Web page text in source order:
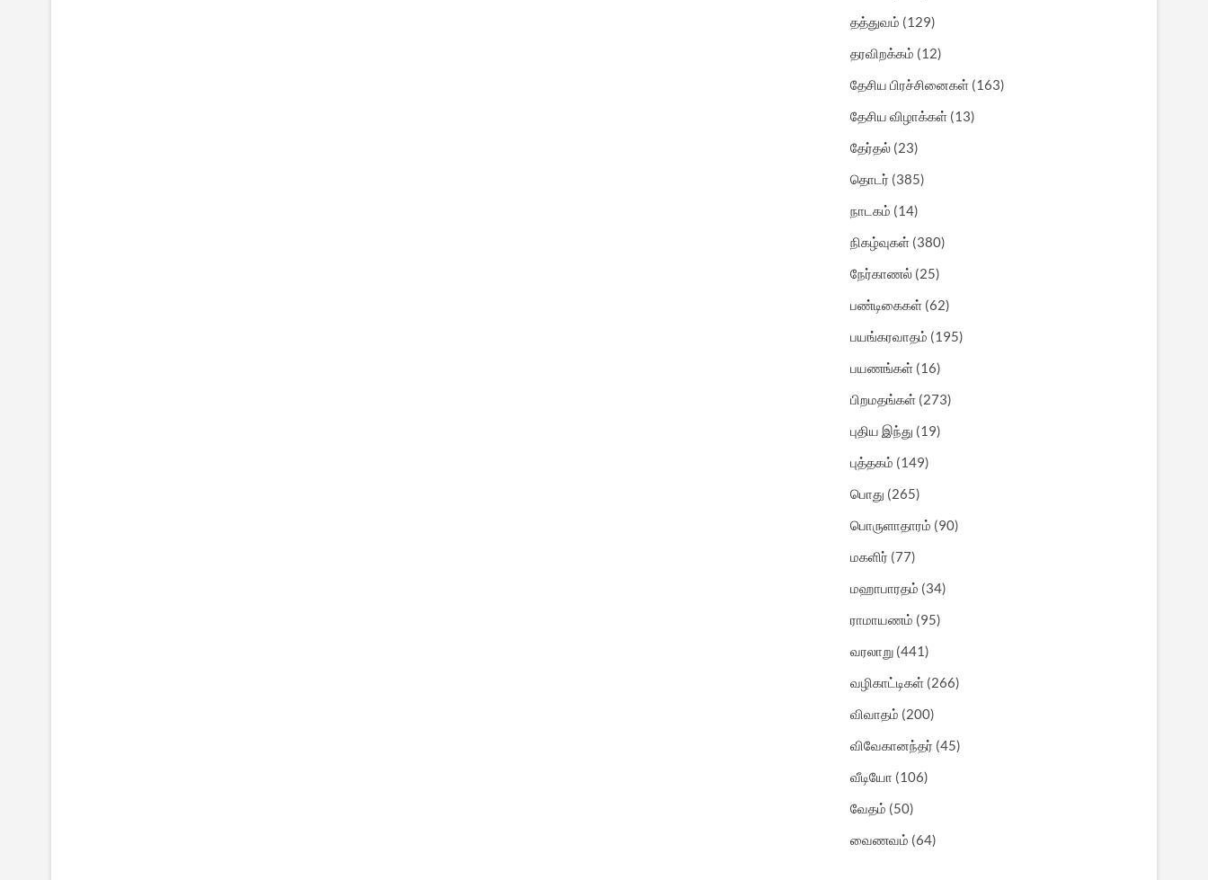
தத்துவம் (129)
தரவிறக்கம் (12)
தேசிய பிரச்சினைகள் (163)
தேசிய விழாக்கள் (13)
தேர்தல் (23)
தொடர் (385)
நாடகம் (14)
நிகழ்வுகள் (380)
நேர்காணல் (25)
பண்டிகைகள் (62)
பயங்கரவாதம் (195)
பயணங்கள் (16)
பிறமதங்கள் (273)
புதிய இந்து (19)
புத்தகம் (149)
பொது (265)
பொருளாதாரம் (90)
மகளிர் (77)
மஹாபாரதம் (34)
ராமாயணம் (95)
வரலாறு (441)
வழிகாட்டிகள் (266)
விவாதம் (200)
விவேகானந்தர் (45)
வீடியோ (106)
வேதம் (50)
வைணவம் (64)